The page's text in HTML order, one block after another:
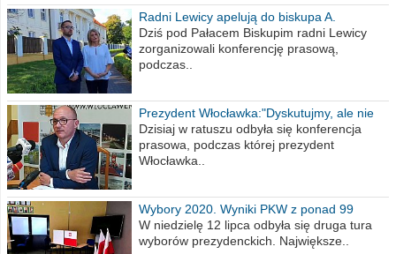
Radni Lewicy apelują do biskupa A.
Wiesława Meringa
Dziś pod Pałacem Biskupim radni Lewicy
zorganizowali konferencję prasową,
podczas..
Prezydent Włocławka:"Dyskutujmy, ale nie
obrażajmy się”
Dzisiaj w ratuszu odbyła się konferencja
prasowa, podczas której prezydent
Włocławka..
Wybory 2020. Wyniki PKW z ponad 99
procent obwodów
W niedzielę 12 lipca odbyła się druga tura
wyborów prezydenckich. Największe..